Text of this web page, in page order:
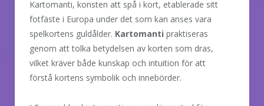
Kartomanti, konsten att spå i kort, etablerade sitt
fotfäste i Europa under det som kan anses vara
spelkortens guldålder. Kartomanti praktiseras
genom att tolka betydelsen av korten som dras,
vilket kräver både kunskap och intuition för att
förstå kortens symbolik och innebörder.